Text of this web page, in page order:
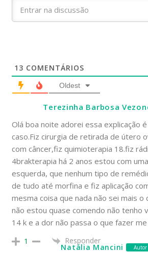
13 COMENTÁRIOS
Oldest
Terezinha Barbosa
Olá boa noite adorei essa explicação
caso.Fiz cirurgia de retirada de útero
com câncer,fiz quimioterapia 18.fiz
4brakterapia há 2 anos estou com
esquerda, que nenhum tipo de
de tudo até morfina e fiz aplicação
mesma coisa que nada não sei mais o
não estou quase comendo não tenho
14 k e a dor não passa o que fazer
1 Responder
Natália Mancini Autor